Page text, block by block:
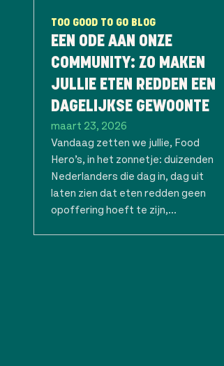
TOO GOOD TO GO BLOG
EEN ODE AAN ONZE
COMMUNITY: ZO MAKEN
JULLIE ETEN REDDEN EEN
DAGELIJKSE GEWOONTE
maart 23, 2026
Vandaag zetten we jullie, Food
Hero’s, in het zonnetje: duizenden
Nederlanders die dag in, dag uit
laten zien dat eten redden geen
opoffering hoeft te zijn,...